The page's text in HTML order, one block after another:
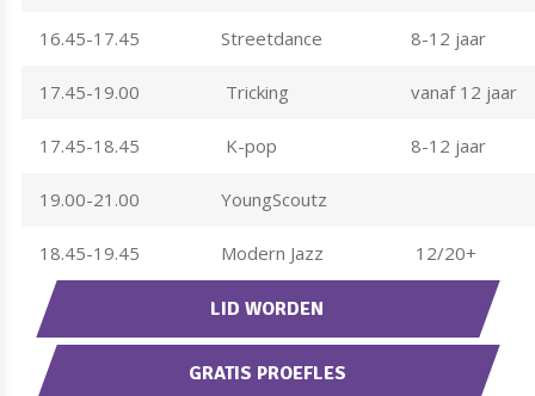
16.45-17.45 Streetdance 8-12 jaar
17.45-19.00 Tricking vanaf 12 jaar
17.45-18.45 K-pop 8-12 jaar
19.00-21.00 YoungScoutz
18.45-19.45 Modern Jazz 12/20+
LID WORDEN
GRATIS PROEFLES